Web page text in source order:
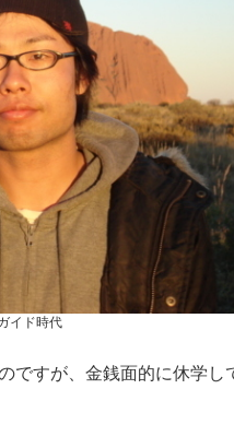
イド時代
ですが、金銭面的に休学し